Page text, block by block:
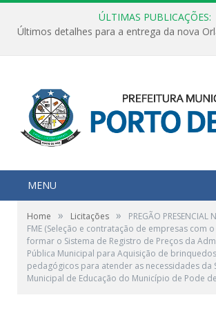
ÚLTIMAS PUBLICAÇÕES:
MENU
Home » Licitações »
PREGÃO
FME (Seleção e contratação de empresas com
formar o Sistema de Registro de Preços da
Pública Municipal para Aquisição de
pedagógicos para atender as necessidades da
Municipal de Educação do Município de Pode